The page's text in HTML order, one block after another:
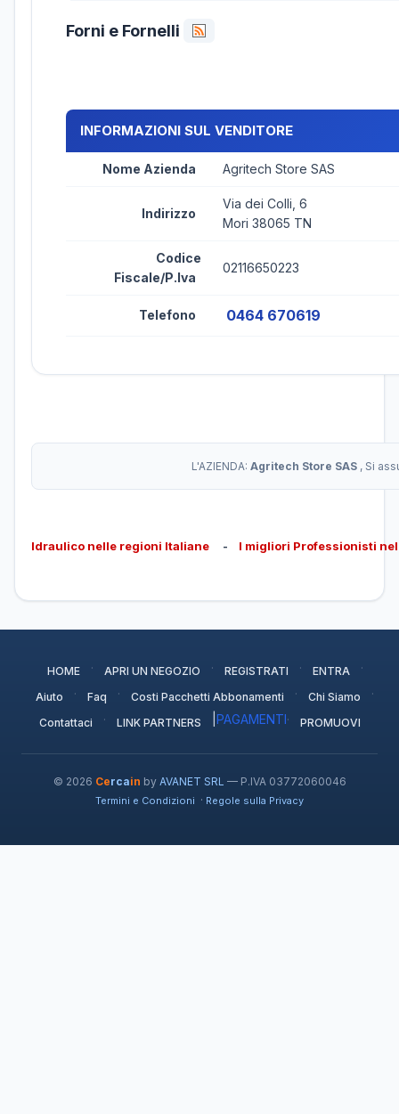
Forni e Fornelli
INFORMAZIONI SUL VENDITORE
Nome Azienda Agritech Store SAS
Indirizzo
Via dei Colli, 6
Mori 38065 TN
Codice
Fiscale/P.Iva
02116650223
Telefono 0464 670619
L'AZIENDA: Agritech Store SAS , Si
Idraulico nelle regioni Italiane - I migliori Professionisti
HOME · APRI UN NEGOZIO · REGISTRATI · ENTRA ·
Aiuto · Faq · Costi Pacchetti Abbonamenti · Chi Siamo ·
Contattaci · LINK PARTNERS PAGAMENTI· PROMUOVI
© 2026 Cercain by AVANET SRL — P.IVA 03772060046
Termini e Condizioni · Regole sulla Privacy